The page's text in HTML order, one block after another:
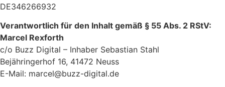
DE346266932
Verantwortlich für den Inhalt gemäß § 55 Abs. 2 RStV:
Marcel Rexforth
c/o Buzz Digital – Inhaber Sebastian Stahl
Bejähringerhof 16, 41472 Neuss
E-Mail: marcel@buzz-digital.de